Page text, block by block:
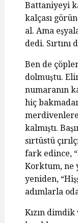
Battaniyeyi
kalçası
al. Ama
dedi. Sırtını
Ben de
dolmuştu.
numaranın
hiç
merdivenlere
kalmıştı.
sırtüstü
fark edince,
Korktum, ne
yeniden,
adımlarla
Kızın